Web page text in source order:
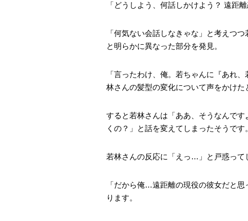
「どうしよう、何話しかけよう？ 遠距
「何気ない会話しなきゃな」と考えつ
と明らかに異なった部分を発見。
「言ったわけ、俺。若ちゃんに『あれ
林さんの髪型の変化について声をかけた
すると若林さんは「ああ、そうなんで
くの？」と話を変えてしまったそうです。
若林さんの反応に「えっ…」と戸惑って
「だから俺…遠距離の現役の彼女だと
ります。